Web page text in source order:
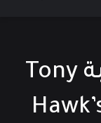
مراجعة وتقييم لعبة Tony